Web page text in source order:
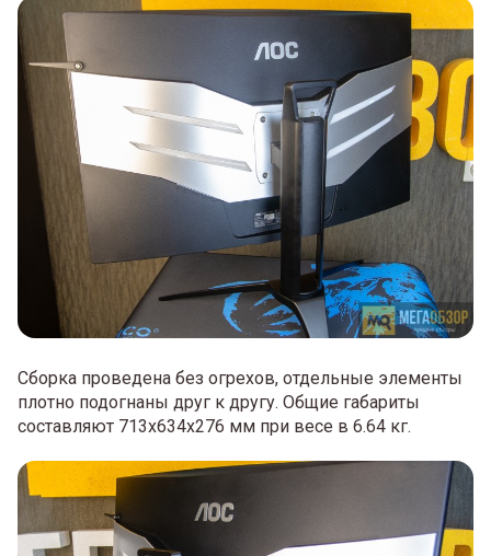
Сборка проведена без огрехов, отдельные элементы
плотно подогнаны друг к другу. Общие габариты
составляют 713x634x276 мм при весе в 6.64 кг.